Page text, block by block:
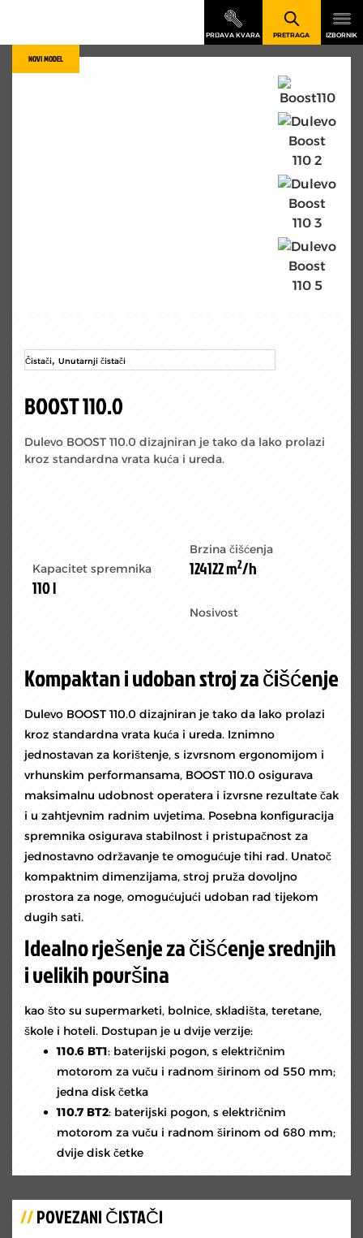
NOVI MODEL
Čistači, Unutarnji čistači
BOOST 110.0
Dulevo BOOST 110.0 dizajniran je tako da lako prolazi
kroz standardna vrata kuća i ureda.
Kapacitet spremnika
110 l
Brzina čišćenja
124122 m2/h
Nosivost
Kompaktan i udoban stroj za čišćenje
Dulevo BOOST 110.0 dizajniran je tako da lako prolazi
kroz standardna vrata kuća i ureda. Iznimno
jednostavan za korištenje, s izvrsnom ergonomijom i
vrhunskim performansama, BOOST 110.0 osigurava
maksimalnu udobnost operatera i izvrsne rezultate čak
i u zahtjevnim radnim uvjetima. Posebna konfiguracija
spremnika osigurava stabilnost i pristupačnost za
jednostavno održavanje te omogućuje tihi rad. Unatoč
kompaktnim dimenzijama, stroj pruža dovoljno
prostora za noge, omogućujući udoban rad tijekom
dugih sati.
Idealno rješenje za čišćenje srednjih
i velikih površina
kao što su supermarketi, bolnice, skladišta, teretane,
škole i hoteli. Dostupan je u dvije verzije:
110.6 BT1: baterijski pogon, s električnim
motorom za vuču i radnom širinom od 550 mm;
jedna disk četka
110.7 BT2: baterijski pogon, s električnim
motorom za vuču i radnom širinom od 680 mm;
dvije disk četke
//POVEZANI ČISTAČI